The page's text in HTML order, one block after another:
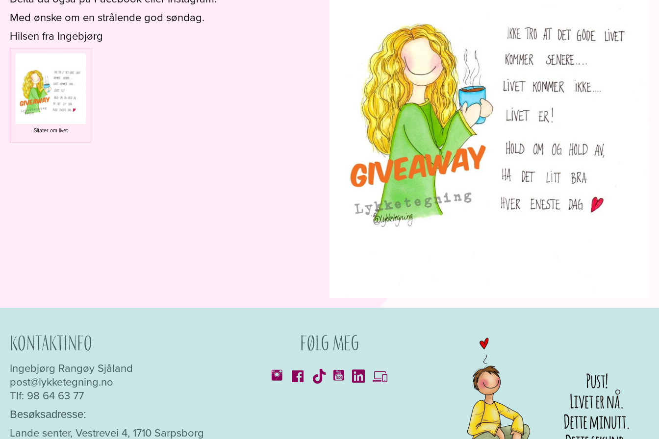
Med ønske om en strålende god søndag.
Hilsen fra Ingebjørg
Sitater om livet
Kontaktinfo
Ingebjørg Rangøy Sjåland
post@lykketegning.no
Tlf: 98 64 63 77
Besøksadresse:
Lande senter, Vestrevei 4, 1710 Sarpsborg
Følg meg
Kataloger